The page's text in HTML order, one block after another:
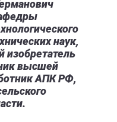
наук,
высшей
АПК РФ,